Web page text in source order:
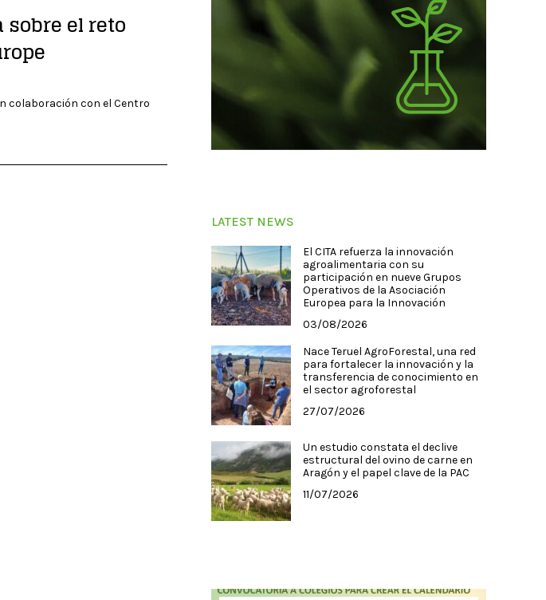
el reto
colaboración con el Centro
LATEST NEWS
El CITA refuerza la innovación
agroalimentaria con su
participación en nueve Grupos
Operativos de la Asociación
Europea para la Innovación
03/08/2026
Nace Teruel AgroForestal, una red
para fortalecer la innovación y la
transferencia de conocimiento en
el sector agroforestal
27/07/2026
Un estudio constata el declive
estructural del ovino de carne en
Aragón y el papel clave de la PAC
11/07/2026